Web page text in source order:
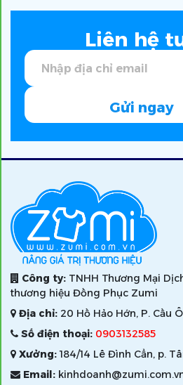
Liên hệ
Gửi ngay
Công ty: TNHH Thương Mại
thương hiệu Đồng Phục Zumi
Địa chỉ: 20 Hồ Hảo Hớn, P. Cầu
Số điện thoại: 0903132585
Xưởng:184/14 Lê Đình Cẩn, p.
Email: